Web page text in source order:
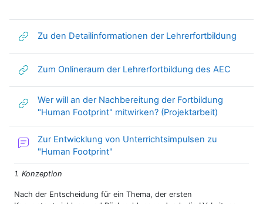
Zu den Detailinformationen der Lehrerfortbildung
Zum Onlineraum der Lehrerfortbildung des AEC
Wer will an der Nachbereitung der Fortbildung
"Human Footprint" mitwirken? (Projektarbeit)
Zur Entwicklung von Unterrichtsimpulsen zu
"Human Footprint"
1. Konzeption
Nach der Entscheidung für ein Thema, der ersten